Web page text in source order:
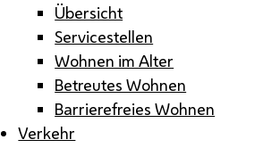
Übersicht
Servicestellen
Wohnen im Alter
Betreutes Wohnen
Barrierefreies Wohnen
Verkehr